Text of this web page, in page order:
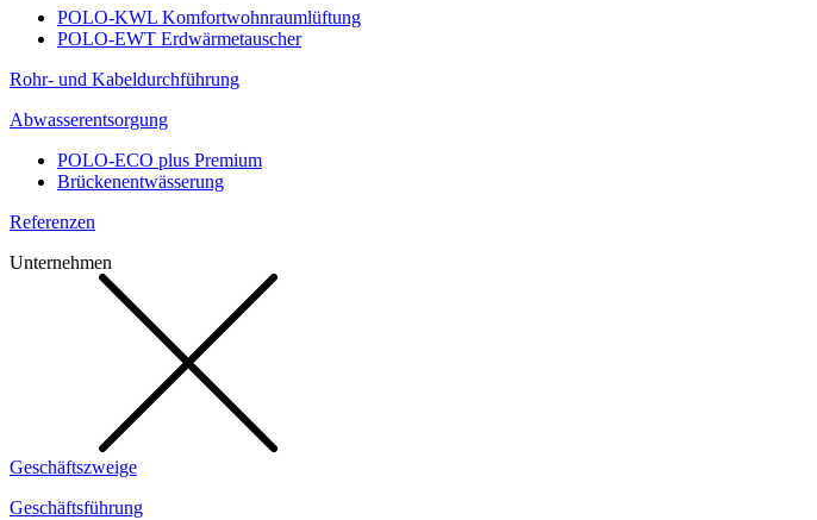
POLO-KWL Komfortwohnraumlüftung
POLO-EWT Erdwärmetauscher
Rohr- und Kabeldurchführung
Abwasserentsorgung
POLO-ECO plus Premium
Brückenentwässerung
Referenzen
Unternehmen
Geschäftszweige
Geschäftsführung